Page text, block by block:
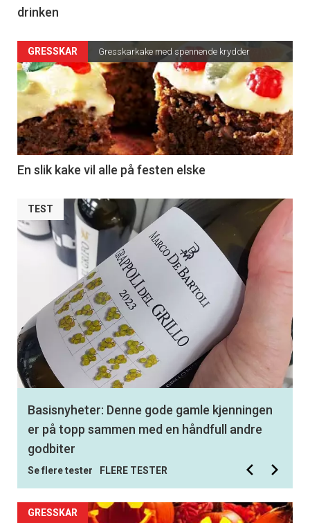
drinken
GRESSKAR Gresskarkake med spennende krydder
En slik kake vil alle på festen elske
GRESSKAR
TEST
Basisnyheter: Denne gode gamle kjenningen
er på topp sammen med en håndfull andre
godbiter
Se flere tester FLERE TESTER